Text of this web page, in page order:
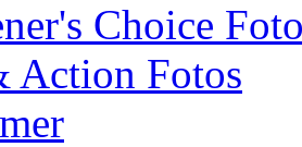
Choice
Action Fotos